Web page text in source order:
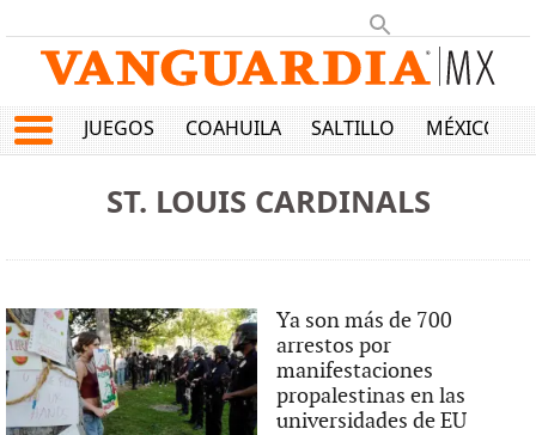
JUEGOS COAHUILA SALTILLO MÉXICO
ST. LOUIS CARDINALS
Ya son más de 700
arrestos por
manifestaciones
propalestinas en las
universidades de EU